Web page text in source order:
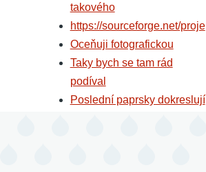
takového
https://sourceforge.net/proje
Oceňuji fotografickou
Taky bych se tam rád
podíval
Poslední paprsky dokreslují